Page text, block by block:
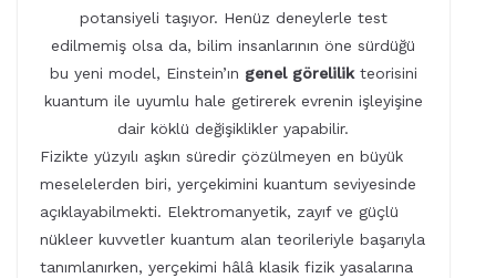
potansiyeli taşıyor. Henüz deneylerle test
edilmemiş olsa da, bilim insanlarının öne sürdüğü
bu yeni model, Einstein’ın genel görelilikteorisini
kuantum ile uyumlu hale getirerek evrenin işleyişine
dair köklü değişiklikler yapabilir.
Fizikte yüzyılı aşkın süredir çözülmeyen en büyük
meselelerden biri, yerçekimini kuantum seviyesinde
açıklayabilmekti. Elektromanyetik, zayıf ve güçlü
nükleer kuvvetler kuantum alan teorileriyle başarıyla
tanımlanırken, yerçekimi hâlâ klasik fizik yasalarına